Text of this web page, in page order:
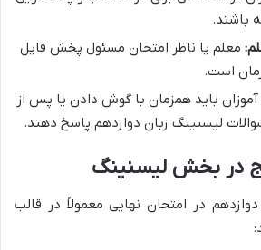
باشند.
معلم یا ناظر امتحان مسئول پخش فایل
است.
باید همزمان با گوش دادن یا پس از
لیسنینگ زبان دوازدهم پاسخ دهند.
در بخش لیسنینگ
در امتحان نهایی معمولاً در قالب